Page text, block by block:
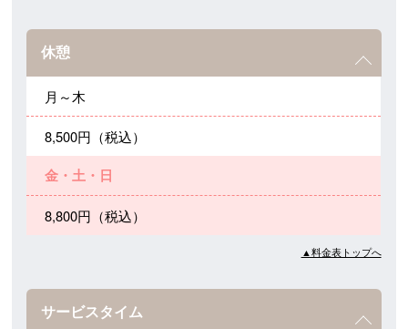
休憩
月～木
8,500円（税込）
金・土・日
8,800円（税込）
▲料金表トップへ
サービスタイム